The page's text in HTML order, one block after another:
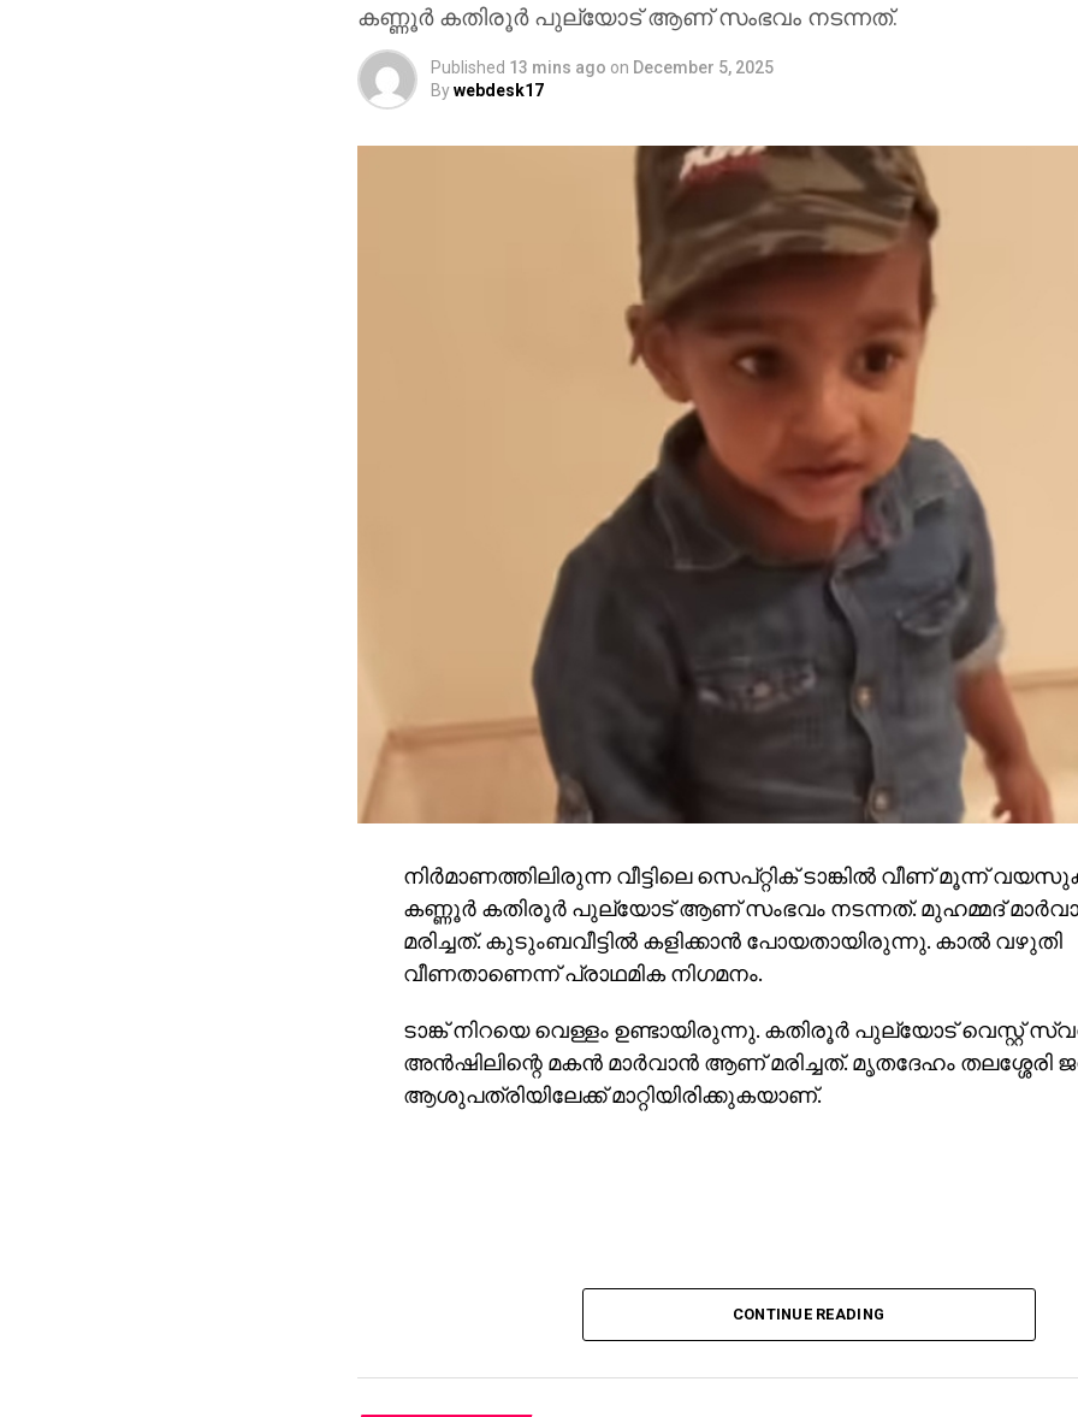
കണ്ണൂര്‍ കതിരൂര്‍ പുല്യോട് ആണ് സംഭവം നടന്നത്.
Published 13 mins ago on December 5, 2025
Bywebdesk17
നിര്‍മാണത്തിലിരുന്ന വീട്ടിലെ സെപ്റ്റിക് ടാങ്കില്‍ വീണ് മൂന്ന്
കണ്ണൂര്‍ കതിരൂര്‍ പുല്യോട് ആണ് സംഭവം നടന്നത്. മുഹമ്മദ്
മരിച്ചത്. കുടുംബവീട്ടില്‍ കളിക്കാന്‍ പോയതായിരുന്നു. കാല്‍ വഴുതി
വീണതാണെന്ന് പ്രാഥമിക നിഗമനം.
ടാങ്ക് നിറയെ വെള്ളം ഉണ്ടായിരുന്നു. കതിരൂര്‍ പുല്യോട് വെസ്റ്റ്
അന്‍ഷിലിന്റെ മകന്‍ മാര്‍വാന്‍ ആണ് മരിച്ചത്. മൃതദേഹം തലശ്ശേരി
ആശുപത്രിയിലേക്ക് മാറ്റിയിരിക്കുകയാണ്.
CONTINUE READING